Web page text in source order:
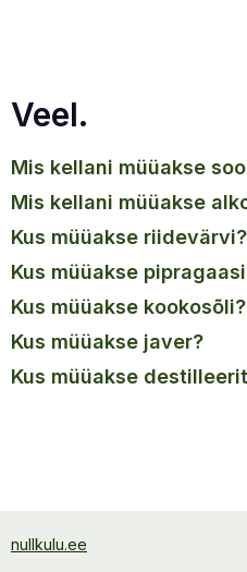
Veel.
mis kellani müüakse
mis kellani müüakse
kus müüakse riidevärvi?
kus müüakse
kus müüakse kookosõli?
kus müüakse javer?
kus müüakse
nullkulu.ee